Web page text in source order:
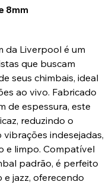
8mm
da Liverpool é um
que buscam
seus chimbais, ideal
ao vivo. Fabricado
de espessura, este
reduzindo o
indesejadas,
e limpo. Compatível
padrão, é perfeito
jazz, oferecendo